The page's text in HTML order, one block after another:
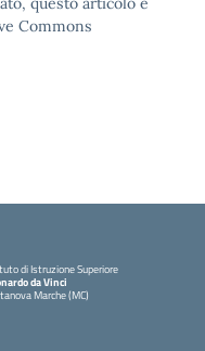
Commons
di Istruzione Superiore
da Vinci
Marche (MC)